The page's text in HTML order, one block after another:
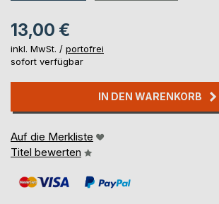
13,00 €
inkl. MwSt. / portofrei
sofort verfügbar
IN DEN WARENKORB
Auf die Merkliste
Titel bewerten